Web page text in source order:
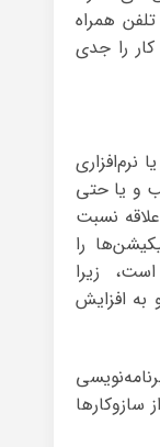
همراه
را جدی
نرم‌افزاری
و یا حتی
نسبت
را
زیرا
به افزایش